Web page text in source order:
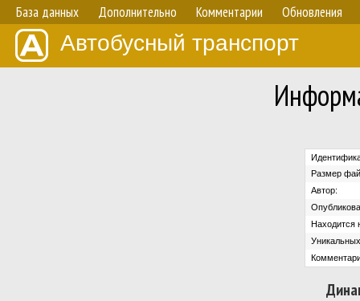
База данных Дополнительно Комментарии Обновления
Автобусный транспорт
Размер
Автор:
Находится